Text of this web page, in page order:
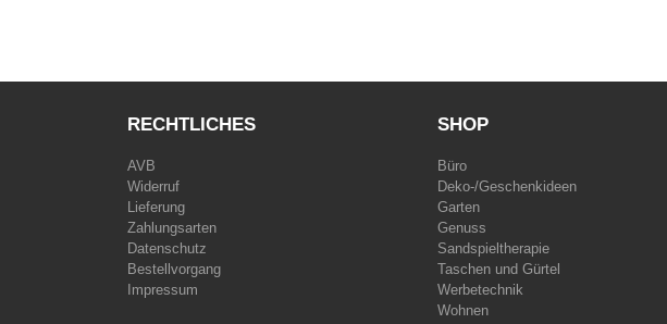
RECHTLICHES
AVB
Widerruf
Lieferung
Zahlungsarten
Datenschutz
Bestellvorgang
Impressum
SHOP
Büro
Deko-/Geschenkideen
Garten
Genuss
Sandspieltherapie
Taschen und Gürtel
Werbetechnik
Wohnen